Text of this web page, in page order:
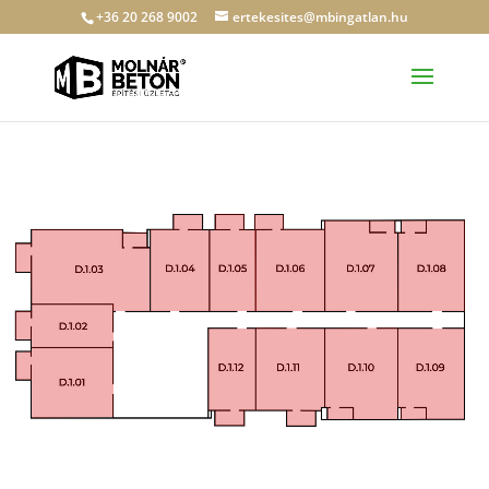
+36 20 268 9002 ertekesites@mbingatlan.hu